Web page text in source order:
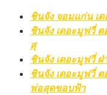
ชินจัง จอมแก่น เ
ชินจัง เดอะมูฟวี่
สุ
ชินจัง เดอะมูฟวี่
ชินจัง เดอะมูฟวี่
พ่อสุดขอบฟ้า